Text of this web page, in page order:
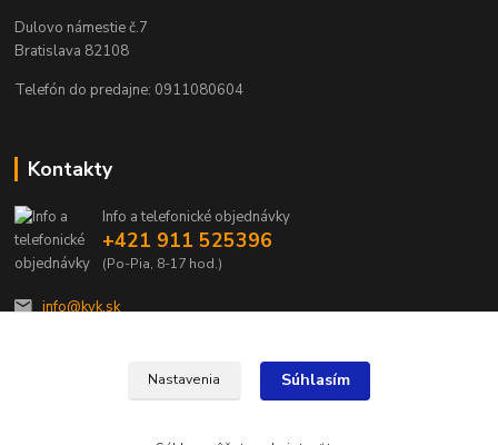
Dulovo námestie č.7
Bratislava 82108
Telefón do predajne: 0911080604
Kontakty
Info a telefonické objednávky
+421 911 525396
(Po-Pia, 8-17 hod.)
info@kvk.sk
Nastavenia Súhlasím